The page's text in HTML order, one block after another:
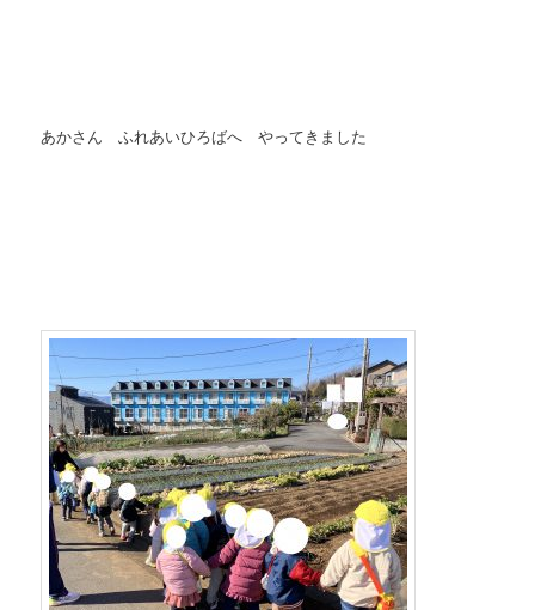
あかさん ふれあいひろばへ やってきました